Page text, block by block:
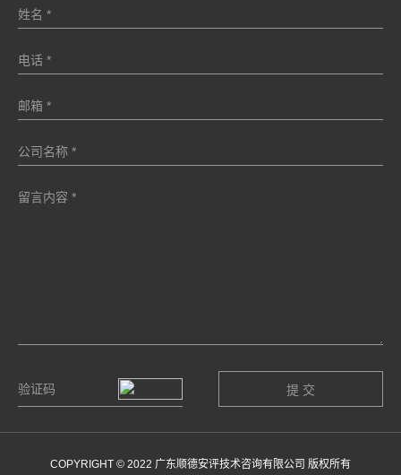
COPYRIGHT © 2022 广东顺德安评技术咨询有限公司 版权所有